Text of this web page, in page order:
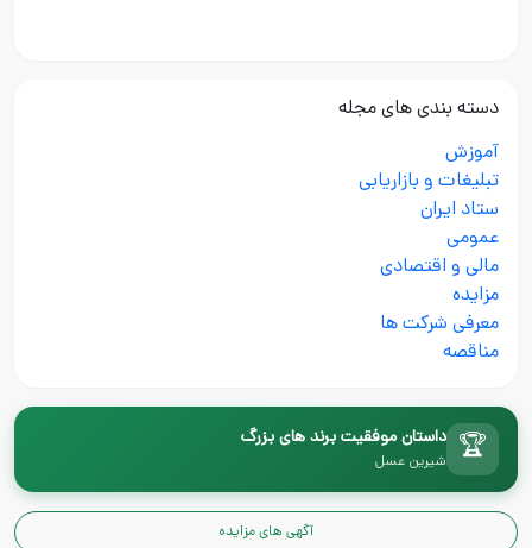
دسته بندی های مجله
آموزش
تبلیغات و بازاریابی
ستاد ایران
عمومی
مالی و اقتصادی
مزایده
معرفی شرکت ها
مناقصه
🏆 داستان موفقیت برند های بزرگ
شیرین عسل
آگهی های مزایده